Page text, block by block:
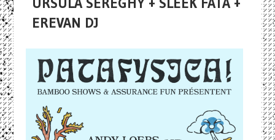
EREVAN DJ